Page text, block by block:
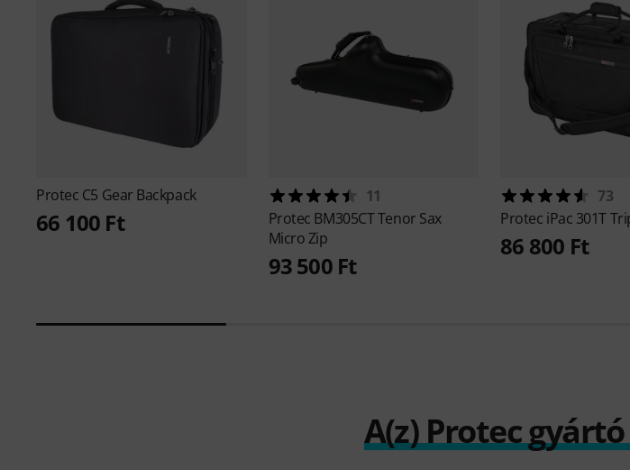
Protec C5 Gear Backpack
66 100 Ft
11
Protec BM305CT Tenor Sax
Micro Zip
93 500 Ft
73
Protec iPac 301T
86 800 Ft
A(z) Protec